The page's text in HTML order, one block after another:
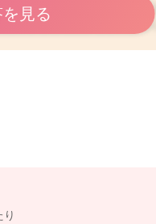
題にはならないと思います
りすると心配かもしれませ
まで心配はいらないのでは
見る